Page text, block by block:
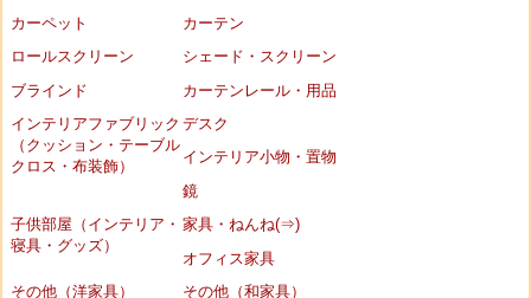
カーペット
カーテン
ロールスクリーン
シェード・スクリーン
ブラインド
カーテンレール・用品
インテリアファブリック
（クッション・テーブル
クロス・布装飾）
デスク
インテリア小物・置物
鏡
子供部屋（インテリア・
寝具・グッズ）
家具・ねんね(⇒)
オフィス家具
その他（洋家具）
その他（和家具）